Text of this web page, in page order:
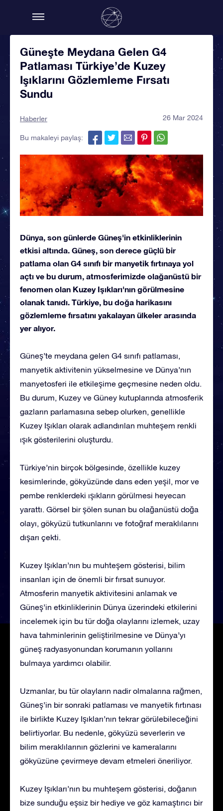
Güneşte Meydana Gelen G4
Patlaması Türkiye’de Kuzey
Işıklarını Gözlemleme Fırsatı
Sundu
Haberler 26 Mar 2024
Bu makaleyi paylaş:
Dünya, son günlerde Güneş'in etkinliklerinin
etkisi altında. Güneş, son derece güçlü bir
patlama olan G4 sınıfı bir manyetik fırtınaya yol
açtı ve bu durum, atmosferimizde olağanüstü bir
fenomen olan Kuzey Işıkları'nın görülmesine
olanak tanıdı. Türkiye, bu doğa harikasını
gözlemleme fırsatını yakalayan ülkeler arasında
yer alıyor.
Güneş’te meydana gelen G4 sınıfı patlaması,
manyetik aktivitenin yükselmesine ve Dünya’nın
manyetosferi ile etkileşime geçmesine neden oldu.
Bu durum, Kuzey ve Güney kutuplarında atmosferik
gazların parlamasına sebep olurken, genellikle
Kuzey Işıkları olarak adlandırılan muhteşem renkli
ışık gösterilerini oluşturdu.
Türkiye’nin birçok bölgesinde, özellikle kuzey
kesimlerinde, gökyüzünde dans eden yeşil, mor ve
pembe renklerdeki ışıkların görülmesi heyecan
yarattı. Görsel bir şölen sunan bu olağanüstü doğa
olayı, gökyüzü tutkunlarını ve fotoğraf meraklılarını
dışarı çekti.
Kuzey Işıkları’nın bu muhteşem gösterisi, bilim
insanları için de önemli bir fırsat sunuyor.
Atmosferin manyetik aktivitesini anlamak ve
Güneş’in etkinliklerinin Dünya üzerindeki etkilerini
incelemek için bu tür doğa olaylarını izlemek, uzay
hava tahminlerinin geliştirilmesine ve Dünya’yı
güneş radyasyonundan korumanın yollarını
bulmaya yardımcı olabilir.
Uzmanlar, bu tür olayların nadir olmalarına rağmen,
Güneş’in bir sonraki patlaması ve manyetik fırtınası
ile birlikte Kuzey Işıkları’nın tekrar görülebileceğini
belirtiyorlar. Bu nedenle, gökyüzü severlerin ve
bilim meraklılarının gözlerini ve kameralarını
gökyüzüne çevirmeye devam etmeleri öneriliyor.
Kuzey Işıkları’nın bu muhteşem gösterisi, doğanın
bize sunduğu eşsiz bir hediye ve göz kamaştırıcı bir